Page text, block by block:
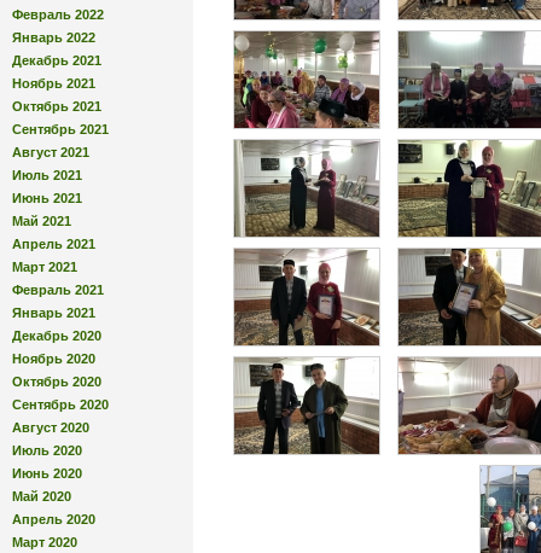
Февраль 2022
Январь 2022
Декабрь 2021
Ноябрь 2021
Октябрь 2021
Сентябрь 2021
Август 2021
Июль 2021
Июнь 2021
Май 2021
Апрель 2021
Март 2021
Февраль 2021
Январь 2021
Декабрь 2020
Ноябрь 2020
Октябрь 2020
Сентябрь 2020
Август 2020
Июль 2020
Июнь 2020
Май 2020
Апрель 2020
Март 2020